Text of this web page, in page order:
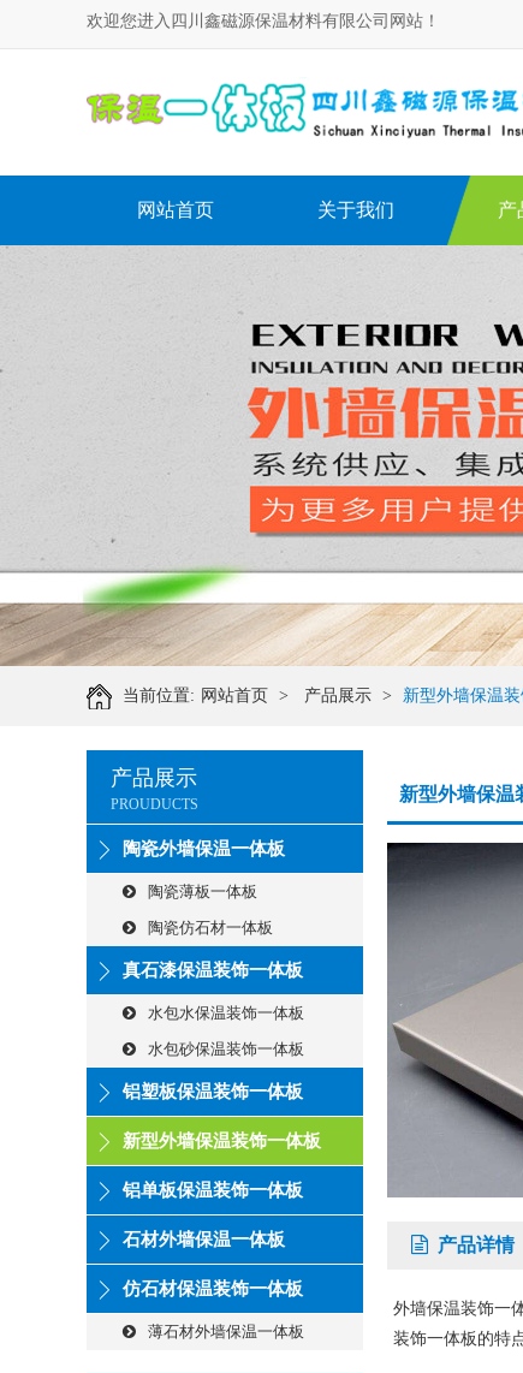
欢迎您进入四川鑫磁源保温材料有限公司网站！
网站首页 关于我们 产
当前位置: 网站首页 > 产品展示 > 新型外墙保温
产品展示
PROUDUCTS
陶瓷外墙保温一体板
陶瓷薄板一体板
陶瓷仿石材一体板
真石漆保温装饰一体板
水包水保温装饰一体板
水包砂保温装饰一体板
铝塑板保温装饰一体板
新型外墙保温装饰一体板
铝单板保温装饰一体板
石材外墙保温一体板
仿石材保温装饰一体板
薄石材外墙保温一体板
新型外墙保温
产品详情
外墙保温装饰一
装饰一体板的特